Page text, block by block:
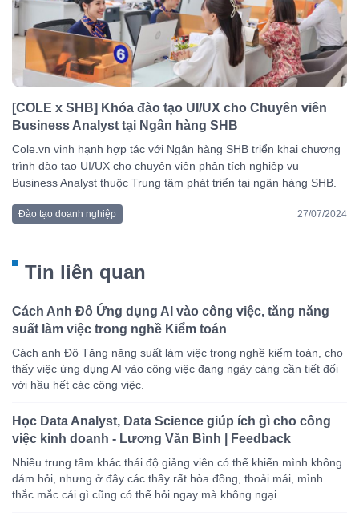
[COLE x SHB] Khóa đào tạo UI/UX cho Chuyên viên
Business Analyst tại Ngân hàng SHB
Cole.vn vinh hạnh hợp tác với Ngân hàng SHB triển khai chương
trình đào tạo UI/UX cho chuyên viên phân tích nghiệp vụ
Business Analyst thuộc Trung tâm phát triển tại ngân hàng SHB.
Đào tạo doanh nghiệp 27/07/2024
Tin liên quan
Cách Anh Đô Ứng dụng AI vào công việc, tăng năng
suất làm việc trong nghề Kiểm toán
Cách anh Đô Tăng năng suất làm việc trong nghề kiểm toán, cho
thấy việc ứng dụng AI vào công việc đang ngày càng cần tiết đối
với hầu hết các công việc.
Học Data Analyst, Data Science giúp ích gì cho công
việc kinh doanh - Lương Văn Bình | Feedback
Nhiều trung tâm khác thái độ giảng viên có thể khiến mình không
dám hỏi, nhưng ở đây các thầy rất hòa đồng, thoải mái, mình
thắc mắc cái gì cũng có thể hỏi ngay mà không ngại.